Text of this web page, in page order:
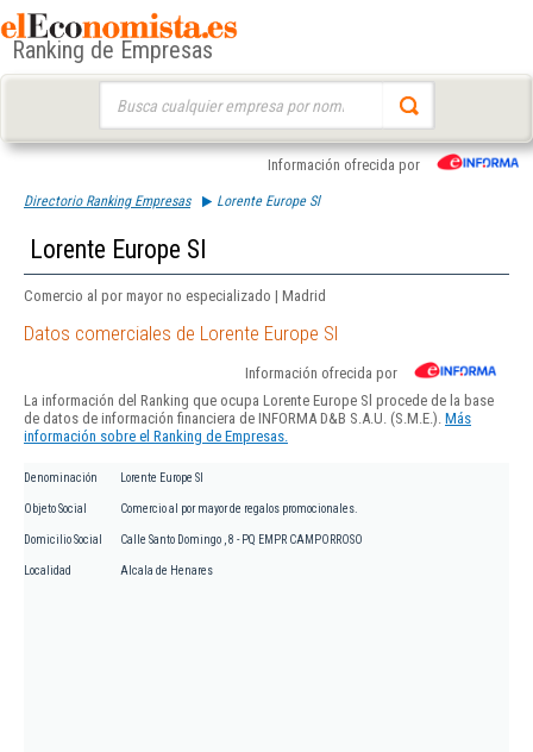
Ranking de Empresas
Información ofrecida por
Directorio Ranking Empresas Lorente Europe Sl
Lorente Europe Sl
Comercio al por mayor no especializado | Madrid
Datos comerciales de Lorente Europe Sl
Información ofrecida por
La información del Ranking que ocupa Lorente Europe Sl procede de la base
de datos de información financiera de INFORMA D&B S.A.U. (S.M.E.). Más
información sobre el Ranking de Empresas.
Denominación Lorente Europe Sl
Objeto Social Comercio al por mayor de regalos promocionales.
Domicilio Social Calle Santo Domingo , 8 - PQ EMPR CAMPORROSO
Localidad Alcala de Henares